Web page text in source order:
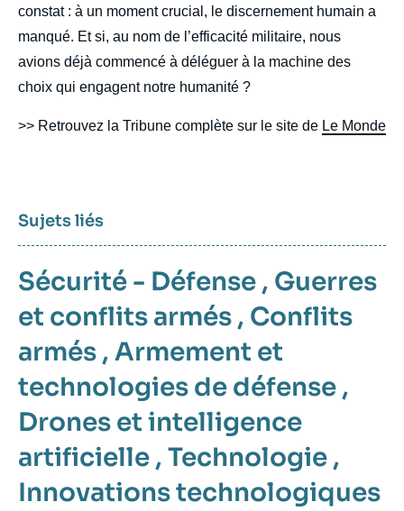
constat : à un moment crucial, le discernement humain a
manqué. Et si, au nom de l’efficacité militaire, nous
avions déjà commencé à déléguer à la machine des
choix qui engagent notre humanité ?
>> Retrouvez la Tribune complète sur le site de Le Monde
Sujets liés
Sécurité - Défense , Guerres
et conflits armés , Conflits
armés , Armement et
technologies de défense ,
Drones et intelligence
artificielle , Technologie ,
Innovations technologiques